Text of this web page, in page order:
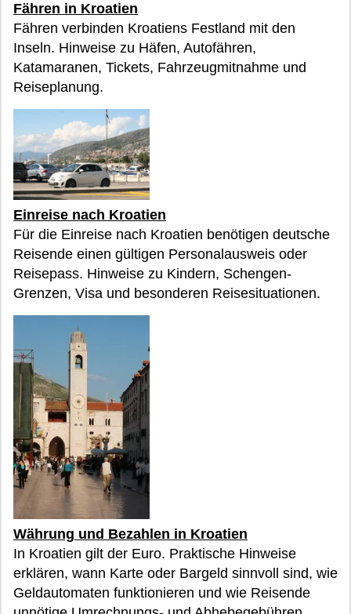
Fähren in Kroatien
Fähren verbinden Kroatiens Festland mit den
Inseln. Hinweise zu Häfen, Autofähren,
Katamaranen, Tickets, Fahrzeugmitnahme und
Reiseplanung.
Einreise nach Kroatien
Für die Einreise nach Kroatien benötigen deutsche
Reisende einen gültigen Personalausweis oder
Reisepass. Hinweise zu Kindern, Schengen-
Grenzen, Visa und besonderen Reisesituationen.
Währung und Bezahlen in Kroatien
In Kroatien gilt der Euro. Praktische Hinweise
erklären, wann Karte oder Bargeld sinnvoll sind, wie
Geldautomaten funktionieren und wie Reisende